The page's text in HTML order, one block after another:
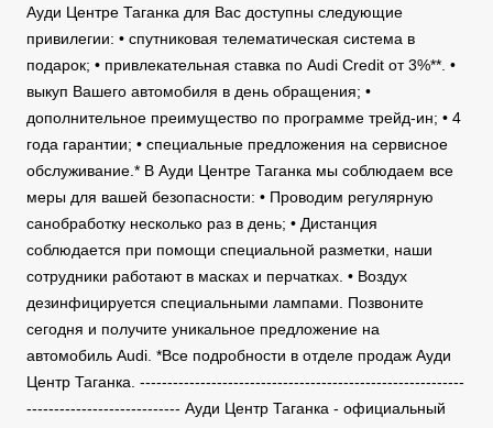
Ауди Центре Таганка для Вас доступны следующие
привилегии: • спутниковая телематическая система в
подарок; • привлекательная ставка по Audi Credit от 3%**. •
выкуп Вашего автомобиля в день обращения; •
дополнительное преимущество по программе трейд-ин; • 4
года гарантии; • специальные предложения на сервисное
обслуживание.* В Ауди Центре Таганка мы соблюдаем все
меры для вашей безопасности: • Проводим регулярную
санобработку несколько раз в день; • Дистанция
соблюдается при помощи специальной разметки, наши
сотрудники работают в масках и перчатках. • Воздух
дезинфицируется специальными лампами. Позвоните
сегодня и получите уникальное предложение на
автомобиль Audi. *Все подробности в отделе продаж Ауди
Центр Таганка. -----------------------------------------------------------
---------------------------- Ауди Центр Таганка - официальный